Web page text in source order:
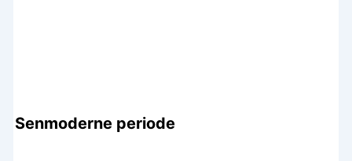
Senmoderne periode